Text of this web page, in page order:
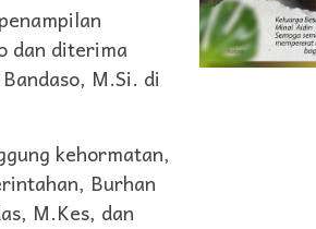
dan diterima
M.Si. di
kehormatan,
Burhan
M.Kes, dan